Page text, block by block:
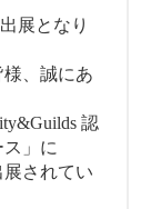
展となり
、誠にあ
認
」に
されてい